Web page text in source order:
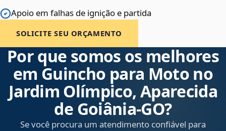
Apoio em falhas de ignição e partida
SOLICITE SEU ORÇAMENTO
Por que somos os melhores
em Guincho para Moto no
Jardim Olímpico, Aparecida
de Goiânia‑GO?
Se você procura um atendimento confiável para